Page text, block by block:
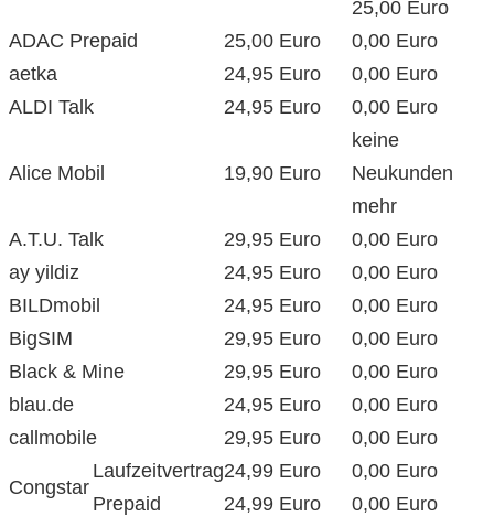
25,00 Euro
ADAC Prepaid
25,00 Euro
0,00 Euro
aetka
24,95 Euro
0,00 Euro
ALDI Talk
24,95 Euro 0,00 Euro
Alice Mobil 19,90 Euro
keine
Neukunden
mehr
A.T.U. Talk
29,95 Euro
0,00 Euro
ay yildiz
24,95 Euro
0,00 Euro
BILDmobil
24,95 Euro
0,00 Euro
BigSIM
29,95 Euro
0,00 Euro
Black & Mine
29,95 Euro
0,00 Euro
blau.de
24,95 Euro
0,00 Euro
callmobile
29,95 Euro 0,00 Euro
Congstar
Laufzeitvertrag24,99 Euro
0,00 Euro
Prepaid
24,99 Euro
0,00 Euro